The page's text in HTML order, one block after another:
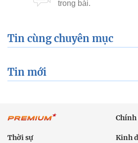
Tin cùng chuyên mục
Tin mới
Thời sự Kinh